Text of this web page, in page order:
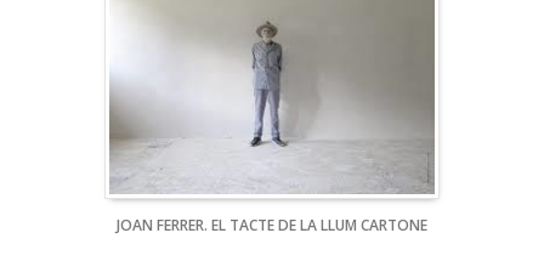
JOAN FERRER. EL TACTE DE LA LLUM CARTONE